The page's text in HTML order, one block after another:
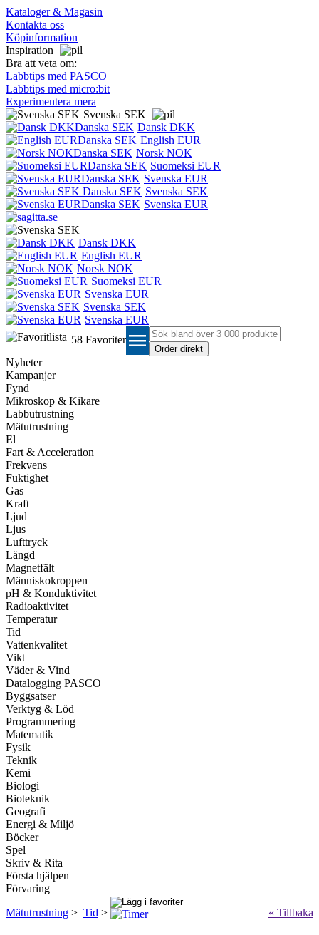
Kataloger & Magasin
Kontakta oss
Köpinformation
Inspiration
Bra att veta om:
Labbtips med PASCO
Labbtips med micro:bit
Experimentera mera
Svenska SEK
Dansk DKK
English EUR
Norsk NOK
Suomeksi EUR
Svenska EUR
Svenska SEK
Svenska EUR
Dansk DKK
English EUR
Norsk NOK
Suomeksi EUR
Svenska EUR
Svenska SEK
Svenska EUR
58 Favoriter menu
Nyheter
Kampanjer
Fynd
Mikroskop & Kikare
Labbutrustning
Mätutrustning
El
Fart & Acceleration
Frekvens
Fuktighet
Gas
Kraft
Ljud
Ljus
Lufttryck
Längd
Magnetfält
Människokroppen
pH & Konduktivitet
Radioaktivitet
Temperatur
Tid
Vattenkvalitet
Vikt
Väder & Vind
Datalogging PASCO
Byggsatser
Verktyg & Löd
Programmering
Matematik
Fysik
Teknik
Kemi
Biologi
Bioteknik
Geografi
Energi & Miljö
Böcker
Spel
Skriv & Rita
Första hjälpen
Förvaring
Mätutrustning > Tid > « Tillbaka